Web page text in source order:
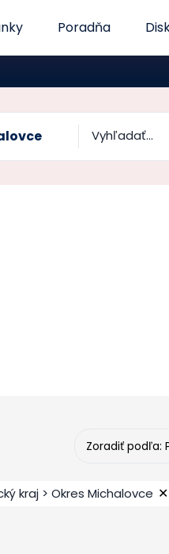
Poradňa
kraj > Okres Michalovce ✕